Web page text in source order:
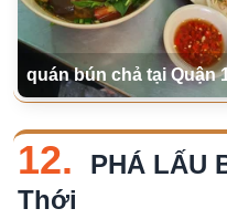
quán bún chả tại Quận
12.
PHÁ LẤU
Thới